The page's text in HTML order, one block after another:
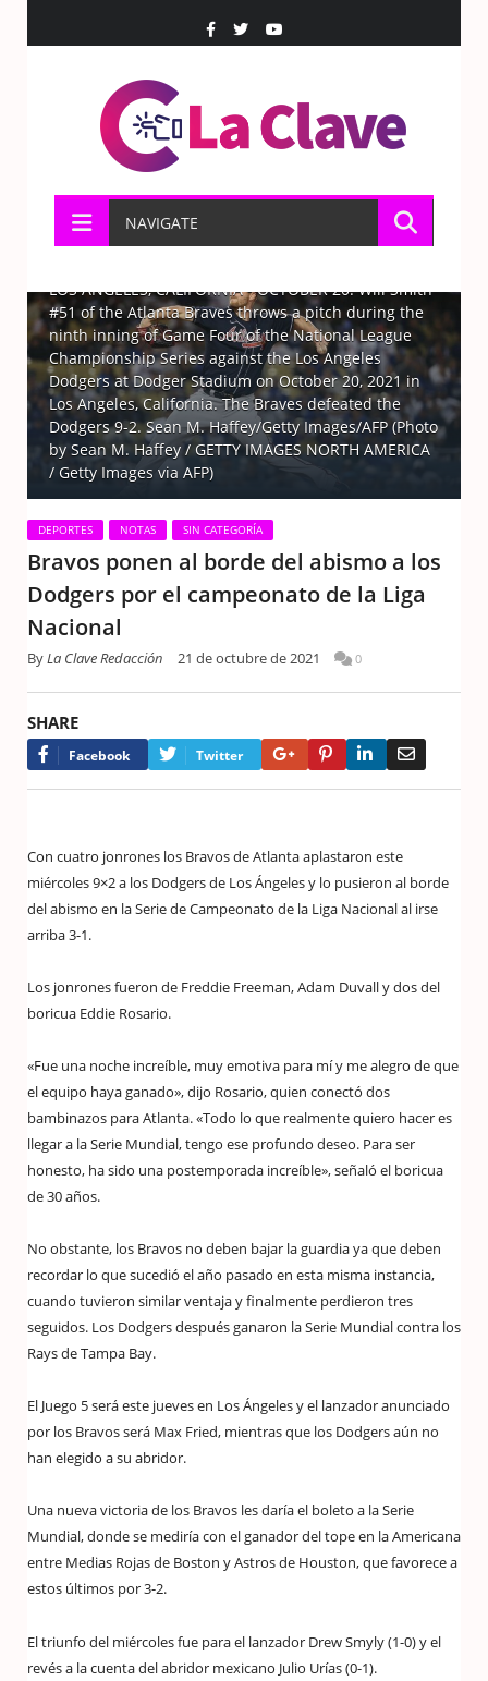
NAVIGATE
LOS ANGELES, CALIFORNIA - OCTOBER 20: Will Smith
#51 of the Atlanta Braves throws a pitch during the
ninth inning of Game Four of the National League
Championship Series against the Los Angeles
Dodgers at Dodger Stadium on October 20, 2021 in
Los Angeles, California. The Braves defeated the
Dodgers 9-2. Sean M. Haffey/Getty Images/AFP (Photo
by Sean M. Haffey / GETTY IMAGES NORTH AMERICA
/ Getty Images via AFP)
DEPORTES NOTAS SIN CATEGORÍA
Bravos ponen al borde del abismo a los
Dodgers por el campeonato de la Liga
Nacional
ByLa Clave Redacción 21 de octubre de 2021 0
SHARE
Facebook Twitter Google+PinterestLinkedIn
Con cuatro jonrones los Bravos de Atlanta aplastaron este
miércoles 9×2 a los Dodgers de Los Ángeles y lo pusieron al borde
del abismo en la Serie de Campeonato de la Liga Nacional al irse
arriba 3-1.
Los jonrones fueron de Freddie Freeman, Adam Duvall y dos del
boricua Eddie Rosario.
«Fue una noche increíble, muy emotiva para mí y me alegro de que
el equipo haya ganado», dijo Rosario, quien conectó dos
bambinazos para Atlanta. «Todo lo que realmente quiero hacer es
llegar a la Serie Mundial, tengo ese profundo deseo. Para ser
honesto, ha sido una postemporada increíble», señaló el boricua
de 30 años.
No obstante, los Bravos no deben bajar la guardia ya que deben
recordar lo que sucedió el año pasado en esta misma instancia,
cuando tuvieron similar ventaja y finalmente perdieron tres
seguidos. Los Dodgers después ganaron la Serie Mundial contra los
Rays de Tampa Bay.
El Juego 5 será este jueves en Los Ángeles y el lanzador anunciado
por los Bravos será Max Fried, mientras que los Dodgers aún no
han elegido a su abridor.
Una nueva victoria de los Bravos les daría el boleto a la Serie
Mundial, donde se mediría con el ganador del tope en la Americana
entre Medias Rojas de Boston y Astros de Houston, que favorece a
estos últimos por 3-2.
El triunfo del miércoles fue para el lanzador Drew Smyly (1-0) y el
revés a la cuenta del abridor mexicano Julio Urías (0-1).